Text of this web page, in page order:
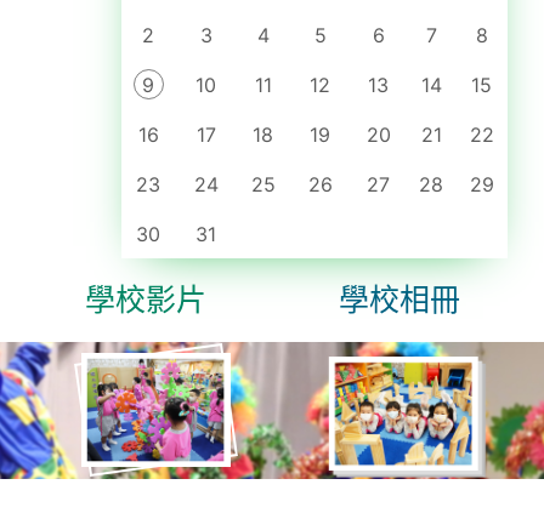
導師: 本園外藉老師及本園老師
備註: 家長可於組別日期填上志願，如組
別。
四月
五月
八月
九月
十月
十一月
十二月
2 3 4 5 6 7 8
9 10 11 12 13 14 15
16 17 18 19 20 21 22
23 24 25 26 27 28 29
30 31
八月 9, 2026
學校影片 學校相冊